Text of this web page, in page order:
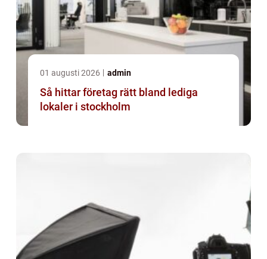
01 augusti 2026 admin
Så hittar företag rätt bland lediga
lokaler i stockholm